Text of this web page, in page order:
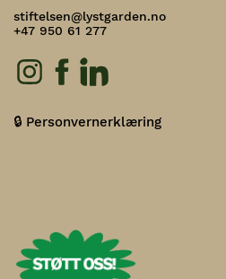
stiftelsen@lystgarden.no
+47 950 61 277
🔒 Personvernerklæring